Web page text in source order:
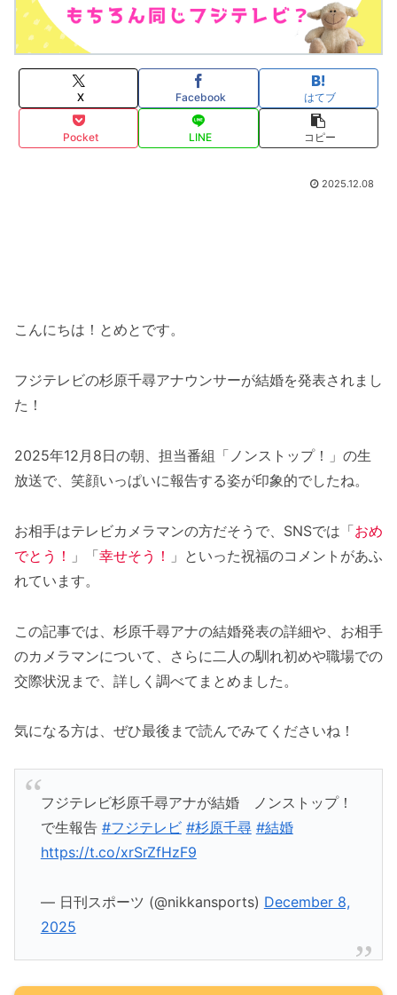
X Facebook はてブ
Pocket LINE コピー
2025.12.08
こんにちは！とめとです。
フジテレビの杉原千尋アナウンサーが結婚を発表されまし
た！
2025年12月8日の朝、担当番組「ノンストップ！」の生
放送で、笑顔いっぱいに報告する姿が印象的でしたね。
お相手はテレビカメラマンの方だそうで、SNSでは「おめ
でとう！
」「幸せそう！
」といった祝福のコメントがあふ
れています。
この記事では、杉原千尋アナの結婚発表の詳細や、お相手
のカメラマンについて、さらに二人の馴れ初めや職場での
交際状況まで、詳しく調べてまとめました。
気になる方は、ぜひ最後まで読んでみてくださいね！
フジテレビ杉原千尋アナが結婚 ノンストップ！
で生報告 #フジテレビ #杉原千尋 #結婚
https://t.co/xrSrZfHzF9
— 日刊スポーツ (@nikkansports) December 8,
2025